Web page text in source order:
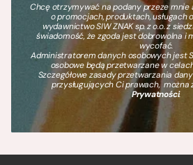
Chcę otrzymywać na podany przeze
o promocjach, produktach, usługach
wydawnictwo SIW ZNAK sp. z o.o. z
świadomość, że zgoda jest dobrowolna i
wycofać.
Administratorem danych osobowych jest
osobowe będą przetwarzane w
Szczegółowe zasady przetwarzania
przysługujących Ci prawach, można
Prywatności.